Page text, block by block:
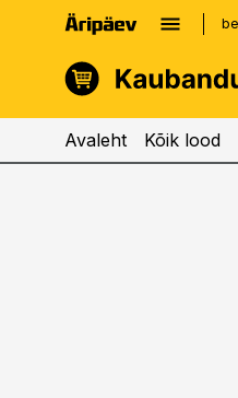
kinnisvarauudised.ee
logistikauudised.ee
Avaleht Kõik lood